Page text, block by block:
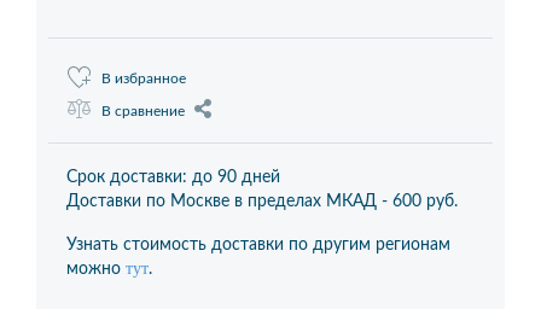
В избранное
В сравнение
Срок доставки: до 90 дней
Доставки по Москве в пределах МКАД - 600 руб.
Узнать стоимость доставки по другим регионам
можно тут.